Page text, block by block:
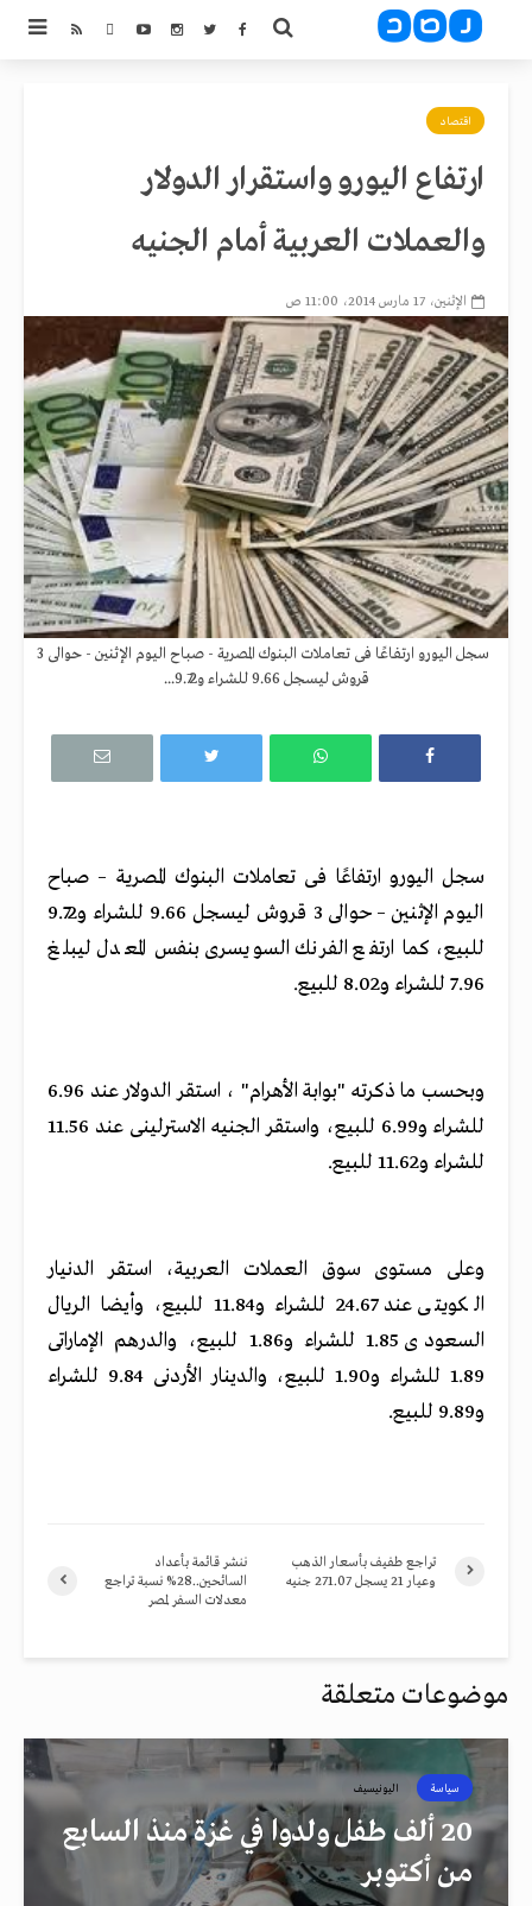
اقتصاد
ارتفاع اليورو واستقرار الدولار
والعملات العربية أمام الجنيه
الإثنين، 17 مارس 2014، 11:00 ص
سجل اليورو ارتفاعًا فى تعاملات البنوك المصرية - صباح اليوم الإثنين - حوالى 3
قروش ليسجل 9.66 للشراء و9.72...
سجل اليورو ارتفاعًا فى تعاملات البنوك المصرية – صباح
اليوم الإثنين – حوالى 3 قروش ليسجل 9.66 للشراء و9.72
للبيع، كما ارتفع الفرنك السويسرى بنفس المعدل ليبلغ
7.96 للشراء و8.02 للبيع.
وبحسب ما ذكرته "بوابة الأهرام" ، استقر الدولار عند 6.96
للشراء و6.99 للبيع، واستقر الجنيه الاسترلينى عند 11.56
للشراء و11.62 للبيع.
وعلى ﻣﺴﺘﻮﻯ سوق العملات ﺍﻟﻌﺮﺑﻴﺔ، ﺍﺳﺘﻘﺮ الدنيار
الكويتى ﻋﻨﺪ 24.67 للشراء و11.84 للبيع، ﻭﺃﻳﻀﺎ الريال
السعودى 1.85 للشراء و1.86 للبيع، والدرهم الإماراتى
1.89 للشراء و1.90 للبيع، والدينار الأردنى 9.84 للشراء
و9.89 ﻟﻠﺒﻴﻊ.
ننشر قائمة بأعداد
السائحين..28% نسبة تراجع
معدلات السفر لمصر
تراجع طفيف بأسعار الذهب
وعيار 21 يسجل 271.07 جنيه
موضوعات متعلقة
سياسة اليونيسيف
20 ألف طفل ولدوا في غزة منذ السابع
من أكتوبر